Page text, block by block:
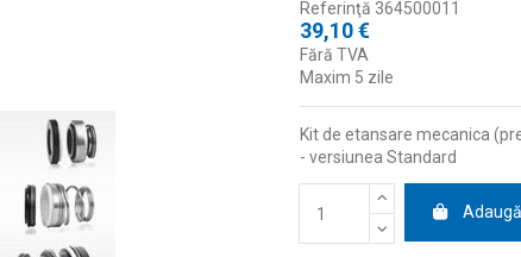
Referinţă 364500011
39,10 €
Fără TVA
Maxim 5 zile
Kit de etansare mecanica
- versiunea Standard